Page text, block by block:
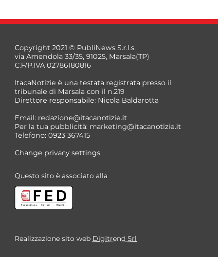
Copyright 2021 © PubliNews S.r.l.s.
via Amendola 33/35, 91025, Marsala(TP)
C.F/P.IVA 02786180816
ItacaNotizie è una testata registrata presso il
tribunale di Marsala con il n.219
Direttore responsabile: Nicola Baldarotta
Email: redazione@itacanotizie.it
Per la tua pubblicità: marketing@itacanotizie.it
Telefono: 0923 367415
Change privacy settings
Questo sito è associato alla
Realizzazione sito web Digitrend Srl